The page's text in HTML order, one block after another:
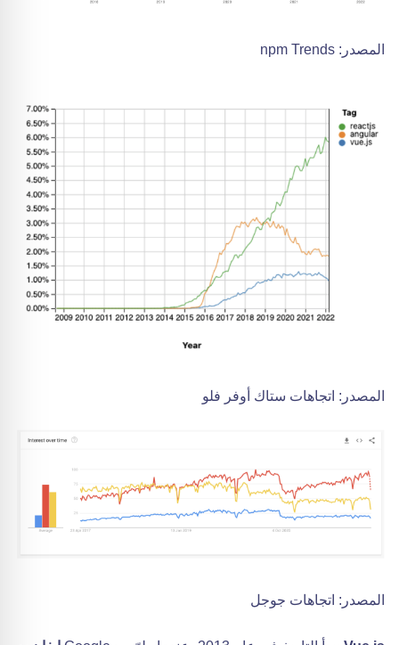
المصدر: npm Trends
المصدر: اتجاهات ستاك أوفر فلو
المصدر: اتجاهات جوجل